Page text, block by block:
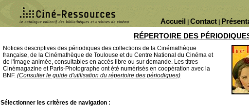
Contact
Accueil
RÉPERTOIRE DES
Notices descriptives des périodiques des collections de la Cinémathèque
française, de la Cinémathèque de Toulouse et du Centre National du Cinéma et
de l'image animée, consultables en accès libre ou sur demande. Les titres
Cinémagazine et Paris-Photographe ont été numérisés en coopération avec la
BNF. (Consulter le guide d'utilisation du répertoire des périodiques)
Sélectionner les critères de navigation :